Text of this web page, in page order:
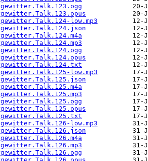
low.mp3
low.mp3
low.mp3